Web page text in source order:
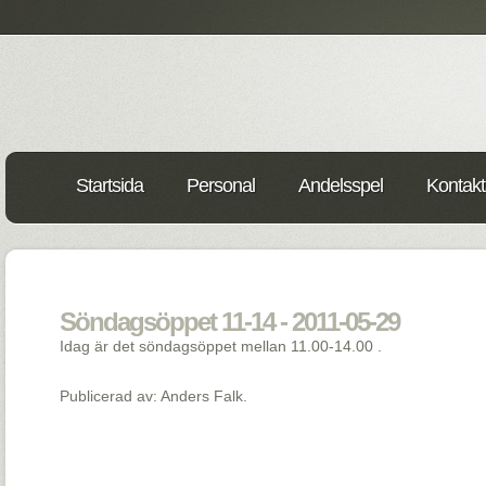
Startsida Personal Andelsspel
Söndagsöppet 11-14 - 2011-05-29
Idag är det söndagsöppet mellan 11.00-14.00 .
Publicerad av: Anders Falk.